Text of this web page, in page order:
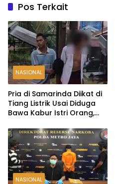
Pos Terkait
NASIONAL
Pria di Samarinda Diikat di
Tiang Listrik Usai Diduga
Bawa Kabur Istri Orang,
NASIONAL